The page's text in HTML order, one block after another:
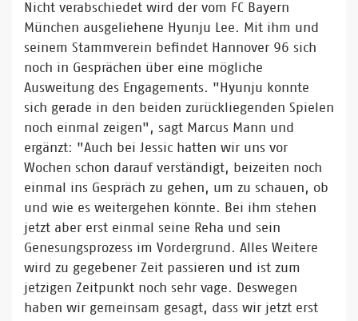
Nicht verabschiedet wird der vom FC Bayern
München ausgeliehene Hyunju Lee. Mit ihm und
seinem Stammverein befindet Hannover 96 sich
noch in Gesprächen über eine mögliche
Ausweitung des Engagements. "Hyunju konnte
sich gerade in den beiden zurückliegenden Spielen
noch einmal zeigen", sagt Marcus Mann und
ergänzt: "Auch bei Jessic hatten wir uns vor
Wochen schon darauf verständigt, beizeiten noch
einmal ins Gespräch zu gehen, um zu schauen, ob
und wie es weitergehen könnte. Bei ihm stehen
jetzt aber erst einmal seine Reha und sein
Genesungsprozess im Vordergrund. Alles Weitere
wird zu gegebener Zeit passieren und ist zum
jetzigen Zeitpunkt noch sehr vage. Deswegen
haben wir gemeinsam gesagt, dass wir jetzt erst